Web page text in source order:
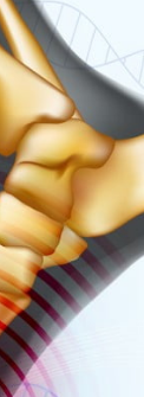
تمارين القلب أو الوزن 🌙